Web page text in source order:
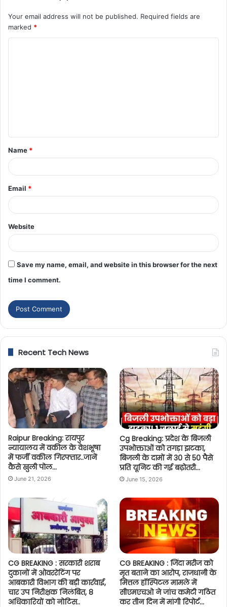
Your email address will not be published. Required fields are
marked *
Name *
Email *
Website
Save my name, email, and website in this browser for the next
time I comment.
Recent Tech News
Raipur Breaking: रायपुर
न्यायालय में वकील के वेशभूषा
में फर्जी वकील गिरफ्तार..जानें
कैसे खुली पोल…
June 21, 2026
Cg Breaking: प्रदेश के बिजली
उपभोक्ताओं को तगड़ा झटका,
बिजली के दामों में 30 से 50 पैसे
प्रति यूनिट की गई बढ़ोतरी…
June 15, 2026
CG BREAKING : सरकारी शराब
दुकानों में ओवररेटिंग पर
आबकारी विभाग की बड़ी कार्रवाई,
चार उप निरीक्षक निलंबित, 8
अधिकारियों को नोटिस..
CG BREAKING : जिंदा मरीज को
मृत बताने का आरोप, राजधानी के
मित्तल हॉस्पिटल मामले में
सीएमएचओ ने जांच कमेटी गठित
कर तीन दिन में मांगी रिपोर्ट…